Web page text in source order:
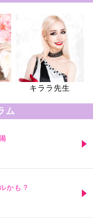
キララ先生
ム
かも？